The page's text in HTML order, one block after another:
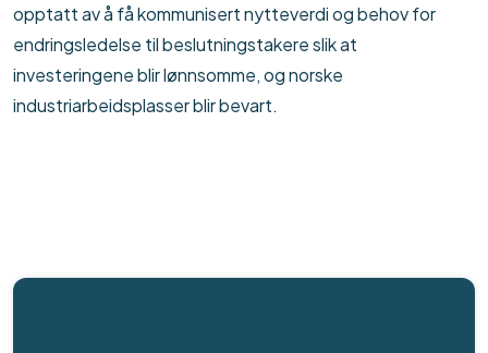
opptatt av å få kommunisert nytteverdi og behov for
endringsledelse til beslutningstakere slik at
investeringene blir lønnsomme, og norske
industriarbeidsplasser blir bevart.